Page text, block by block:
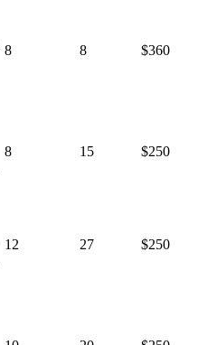
8 8 $360
8 15 $250
12 27 $250